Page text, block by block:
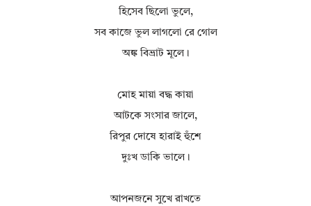
হিসেব ছিলো ভুলে,
সব কাজে ভুল লাগলো রে গোল
অঙ্ক বিভ্রাট মূলে।
মোহ মায়া বদ্ধ কায়া
আটকে সংসার জালে,
রিপুর দোষে হারাই হুঁশে
দুঃখ ডাকি ভালে।
আপনজনে সুখে রাখতে